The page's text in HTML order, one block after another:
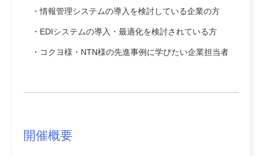
・情報管理システムの導入を検討している企業の方
・EDIシステムの導入・最適化を検討されている方
・コクヨ様・NTN様の先進事例に学びたい企業担当者
開催概要